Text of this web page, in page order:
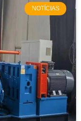
NOTÍCIAS